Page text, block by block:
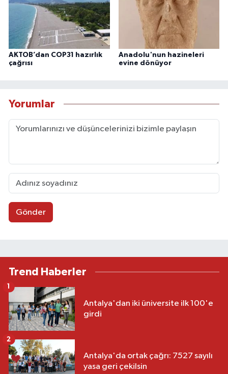
AKTOB’dan COP31 hazırlık
çağrısı
Anadolu'nun hazineleri
evine dönüyor
Yorumlar
Gönder
Trend Haberler
Antalya'dan iki üniversite ilk 100'e
girdi
1
Antalya'da ortak çağrı: 7527 sayılı
yasa geri çekilsin
2